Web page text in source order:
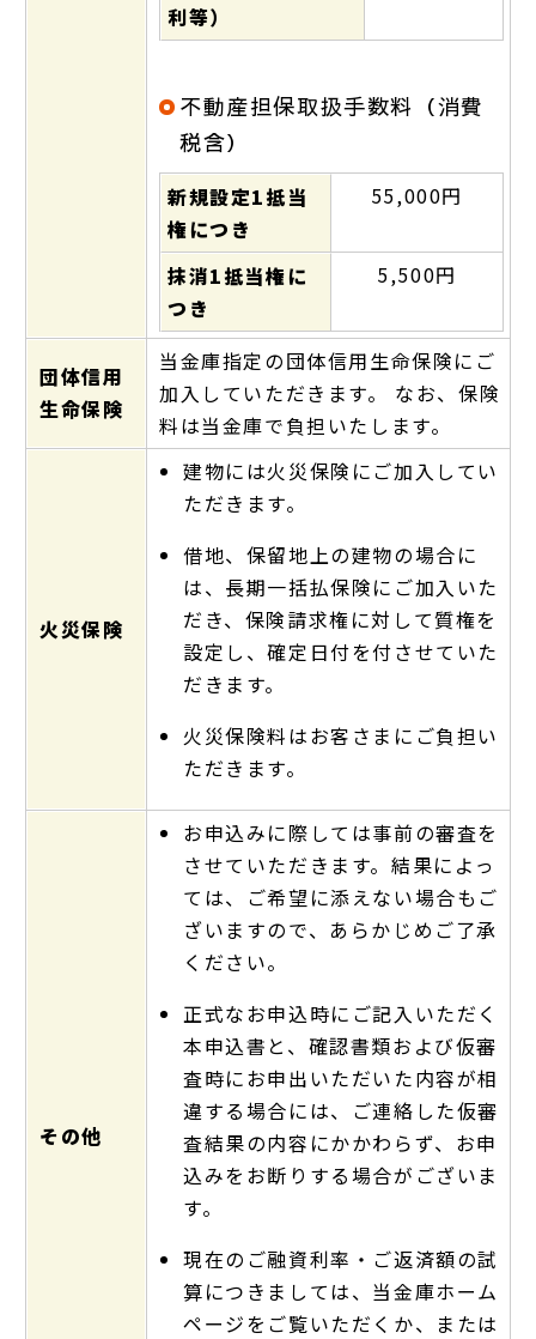
利等）
不動産担保取扱手数料（消費
税含）
新規設定1抵当
権につき
55,000円
抹消1抵当権に
つき
5,500円
団体信用
生命保険
当金庫指定の団体信用生命保険にご
加入していただきます。 なお、保険
料は当金庫で負担いたします。
火災保険
建物には火災保険にご加入してい
ただきます。
借地、保留地上の建物の場合に
は、長期一括払保険にご加入いた
だき、保険請求権に対して質権を
設定し、確定日付を付させていた
だきます。
火災保険料はお客さまにご負担い
ただきます。
その他
お申込みに際しては事前の審査を
させていただきます。結果によっ
ては、ご希望に添えない場合もご
ざいますので、あらかじめご了承
ください。
正式なお申込時にご記入いただく
本申込書と、確認書類および仮審
査時にお申出いただいた内容が相
違する場合には、ご連絡した仮審
査結果の内容にかかわらず、お申
込みをお断りする場合がございま
す。
現在のご融資利率・ご返済額の試
算につきましては、当金庫ホーム
ページをご覧いただくか、または